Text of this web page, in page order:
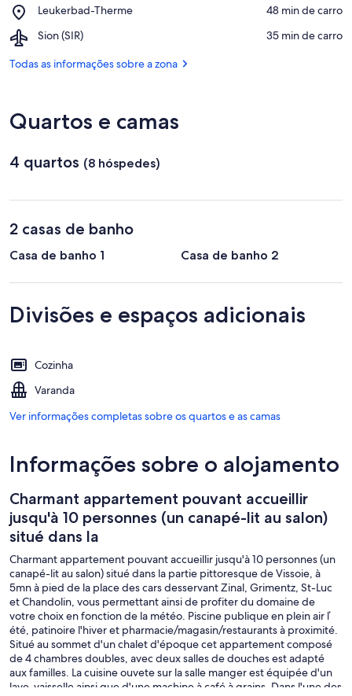
Tignousa
Ski
Leukerbad-Therme
Place,
Therme
‪48 min de carro‬
Sion (SIR)
Airport,
(SIR)
‪35 min de carro‬
Todas as informações sobre a zona
Quartos e camas
4 quartos (8 hóspedes)
2 casas de banho
Casa de banho 1 Casa de banho 2
Divisões e espaços adicionais
Cozinha
Varanda
Ver informações completas sobre os quartos e as camas
Informações sobre o alojamento
Charmant appartement pouvant accueillir
jusqu'à 10 personnes (un canapé-lit au salon)
situé dans la
Charmant appartement pouvant accueillir jusqu'à 10 personnes (un
canapé-lit au salon) situé dans la partie pittoresque de Vissoie, à
5mn à pied de la place des cars desservant Zinal, Grimentz, St-Luc
et Chandolin, vous permettant ainsi de profiter du domaine de
votre choix en fonction de la météo. Piscine publique en plein air ľ
été, patinoire l'hiver et pharmacie/magasin/restaurants à proximité.
Situé au sommet d'un chalet d'époque cet appartement composé
de 4 chambres doubles, avec deux salles de douches est adapté
aux familles. La cuisine ouvete sur la salle manger est équipée d'un
lave-vaisselle ainsi que d'une machine à café à grains. Dans l'une des